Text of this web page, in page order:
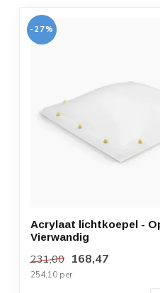
Brandklasse
-27%
Acrylaat lichtkoepel -
Vierwandig
231,00 168,47
254,10 per